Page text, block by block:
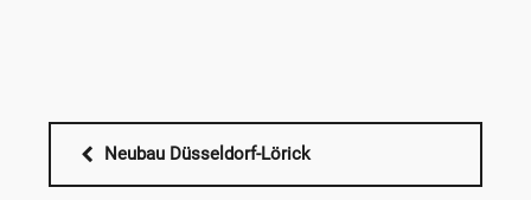
Neubau Düsseldorf-Lörick